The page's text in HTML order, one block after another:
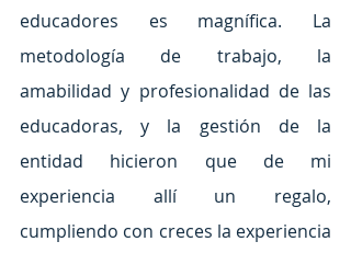
educadores es magnífica. La
metodología de trabajo, la
amabilidad y profesionalidad de las
educadoras, y la gestión de la
entidad hicieron que de mi
experiencia allí un regalo,
cumpliendo con creces la experiencia